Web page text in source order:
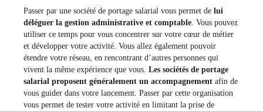
Passer par une société de portage salarial vous permet de lui
déléguer la gestion administrative et comptable . Vous pouvez
utiliser ce temps pour vous concentrer sur votre cœur de métier
et développer votre activité. Vous allez également pouvoir
étendre votre réseau, en rencontrant d’autres personnes qui
vivent la même expérience que vous. Les sociétés de portage
salarial proposent généralement un accompagnement afin de
vous guider dans votre lancement. Passer par cette organisation
vous permet de tester votre activité en limitant la prise de